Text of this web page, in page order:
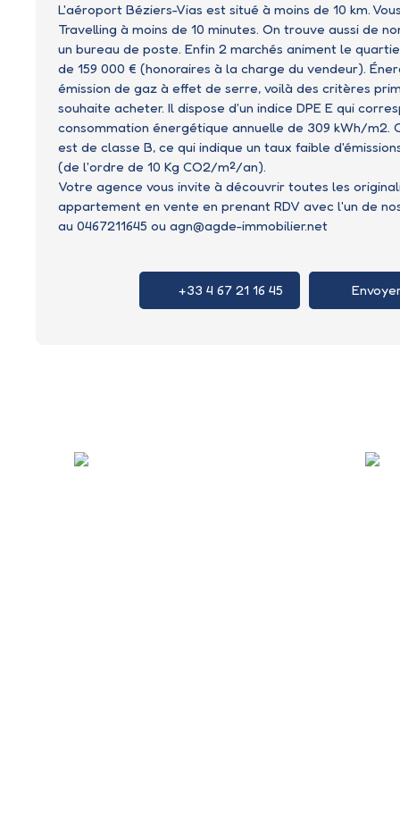
L'aéroport Béziers-Vias est situé à moins de 10 km.
Travelling à moins de 10 minutes. On trouve aussi de
un bureau de poste. Enfin 2 marchés animent le
de 159 000 € (honoraires à la charge du vendeur).
émission de gaz à effet de serre, voilà des critères
souhaite acheter. Il dispose d'un indice DPE E qui
consommation énergétique annuelle de 309 kWh/m2.
est de classe B, ce qui indique un taux faible
(de l'ordre de 10 Kg CO2/m²/an).
Votre agence vous invite à découvrir toutes les
appartement en vente en prenant RDV avec l'un de
au 0467211645 ou agn@agde-immobilier.net
+33 4 67 21 16 45